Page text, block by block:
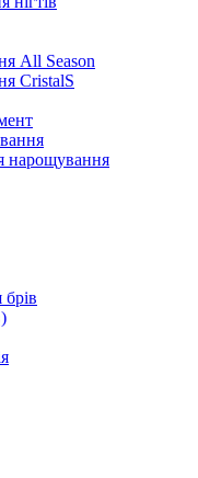
All Season
CristalS
нарощування